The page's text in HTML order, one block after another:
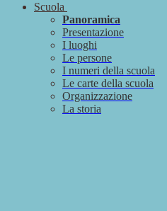
Scuola
Panoramica
Presentazione
I luoghi
Le persone
I numeri della scuola
Le carte della scuola
Organizzazione
La storia